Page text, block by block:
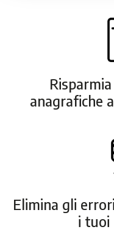
anagrafiche
Elimina gli
i tuoi